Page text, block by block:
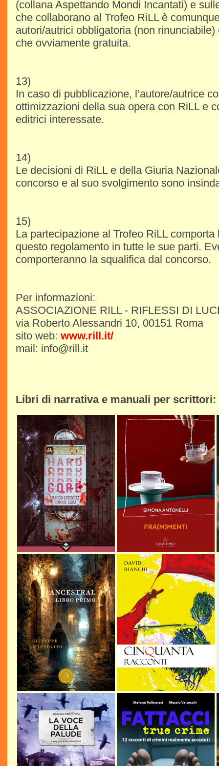
(collana Aspettando Mondi Incantati) e
che collaborano al Trofeo RiLL è
autori/autrici obbligatoria (non
che ovviamente gratuita.
13)
In caso di pubblicazione, l’autore/autrice
ottimizzazioni della sua opera con RiLL e
editrici interessate.
14)
Le decisioni di RiLL e della Giuria
concorso e al suo svolgimento sono
15)
La partecipazione al Trofeo RiLL comporta
questo regolamento in tutte le sue parti.
comporteranno la squalifica dal concorso.
Per informazioni:
ASSOCIAZIONE RILL - RIFLESSI DI
via Roberto Alessandri 10, 00151 Roma
sito web: www.rill.it/
mail: info@rill.it
Libri di narrativa e manuali per scrittori: